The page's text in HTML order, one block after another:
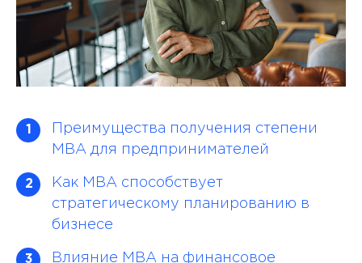
1
Преимущества получения степени
MBA для предпринимателей
2
Как MBA способствует
стратегическому планированию в
бизнесе
3
Влияние MBA на финансовое